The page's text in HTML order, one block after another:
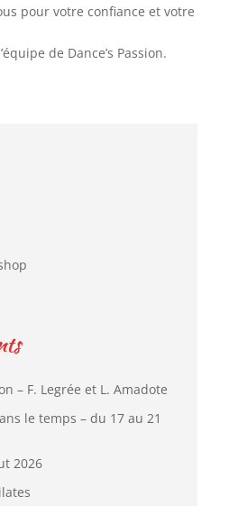
pour votre confiance et votre
de Dance’s Passion.
– F. Legrée et L. Amadote
le temps – du 17 au 21
2026